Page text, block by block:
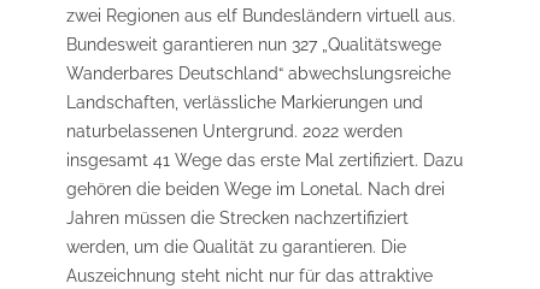
zwei Regionen aus elf Bundesländern virtuell aus.
Bundesweit garantieren nun 327 „Qualitätswege
Wanderbares Deutschland“ abwechslungsreiche
Landschaften, verlässliche Markierungen und
naturbelassenen Untergrund. 2022 werden
insgesamt 41 Wege das erste Mal zertifiziert. Dazu
gehören die beiden Wege im Lonetal. Nach drei
Jahren müssen die Strecken nachzertifiziert
werden, um die Qualität zu garantieren. Die
Auszeichnung steht nicht nur für das attraktive